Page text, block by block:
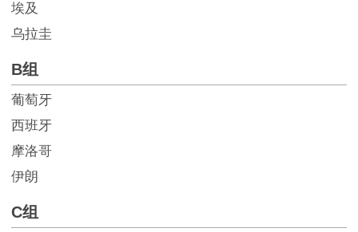
埃及
乌拉圭
B组
葡萄牙
西班牙
摩洛哥
伊朗
C组